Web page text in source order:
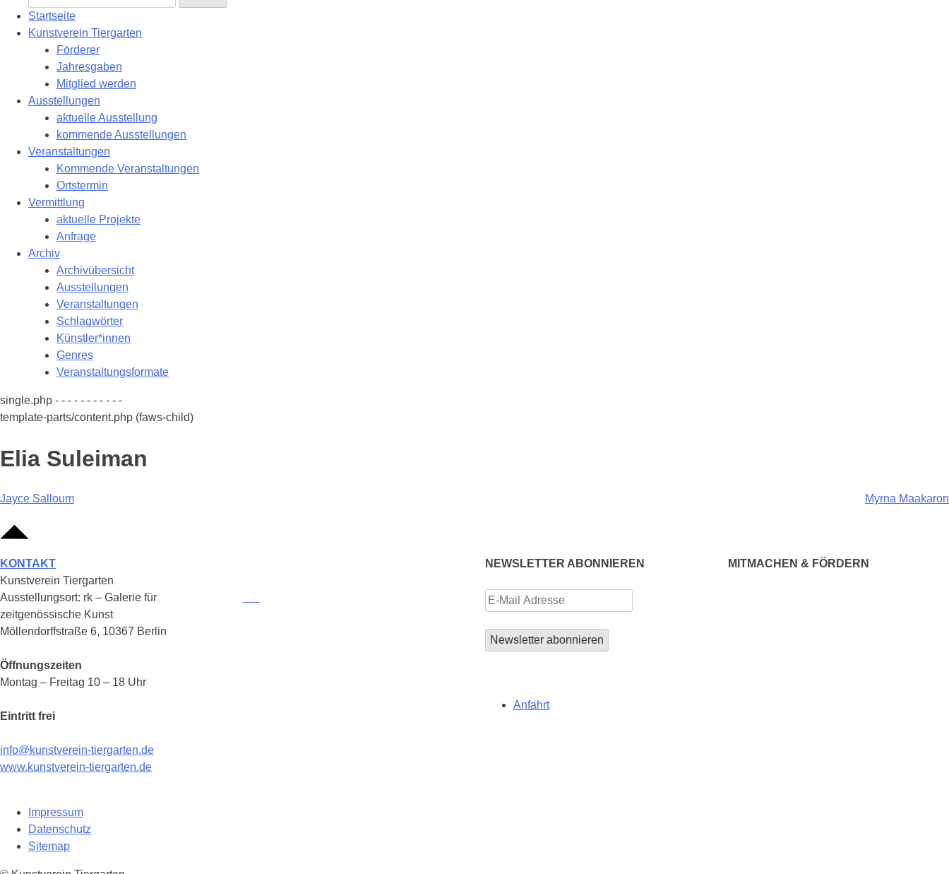
nach:
Startseite
Kunstverein Tiergarten
Förderer
Jahresgaben
Mitglied werden
Ausstellungen
aktuelle Ausstellung
kommende Ausstellungen
Veranstaltungen
Kommende Veranstaltungen
Ortstermin
Vermittlung
aktuelle Projekte
Anfrage
Archiv
Archivübersicht
Ausstellungen
Veranstaltungen
Schlagwörter
Künstler*innen
Genres
Veranstaltungsformate
single.php - - - - - - - - - - -
template-parts/content.php (faws-child)
Elia Suleiman
Beitragsnavigation
Jayce Salloum Myrna Maakaron
KONTAKT
Kunstverein Tiergarten
Ausstellungsort: rk – Galerie für
zeitgenössische Kunst
Möllendorffstraße 6, 10367 Berlin
Öffnungszeiten
Montag – Freitag 10 – 18 Uhr
Eintritt frei
info@kunstverein-tiergarten.de
www.kunstverein-tiergarten.de
NEWSLETTER ABONNIEREN
Anfahrt
MITMACHEN & FÖRDERN
Impressum
Datenschutz
Sitemap